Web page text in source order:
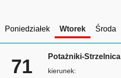
Poniedziałek Wtorek Środa
71 Potażniki-Strzelnica
kierunek: